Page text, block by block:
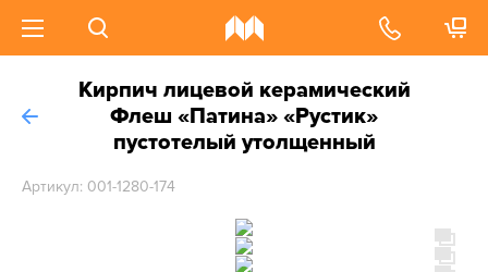
Кирпич лицевой керамический
Флеш «Патина» «Рустик»
пустотелый утолщенный
Артикул: 001-1280-174